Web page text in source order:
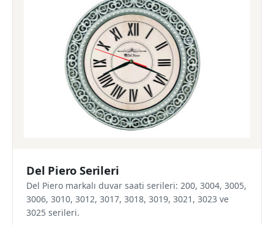
Del Piero Serileri
Del Piero markalı duvar saati serileri: 200, 3004, 3005,
3006, 3010, 3012, 3017, 3018, 3019, 3021, 3023 ve
3025 serileri.